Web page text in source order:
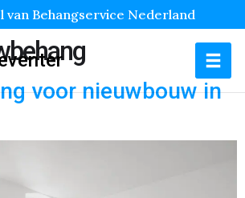
van Behangservice Nederland
voor nieuwbouw in